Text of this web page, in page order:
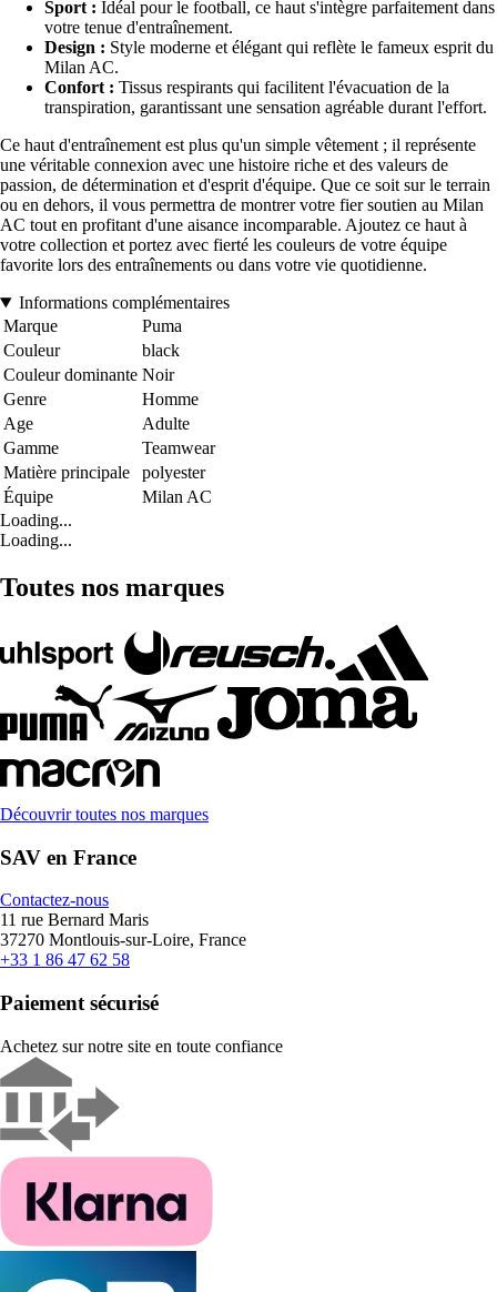
Sport : Idéal pour le football, ce haut s'intègre parfaitement dans
votre tenue d'entraînement.
Design : Style moderne et élégant qui reflète le fameux esprit du
Milan AC.
Confort : Tissus respirants qui facilitent l'évacuation de la
transpiration, garantissant une sensation agréable durant l'effort.
Ce haut d'entraînement est plus qu'un simple vêtement ; il représente
une véritable connexion avec une histoire riche et des valeurs de
passion, de détermination et d'esprit d'équipe. Que ce soit sur le terrain
ou en dehors, il vous permettra de montrer votre fier soutien au Milan
AC tout en profitant d'une aisance incomparable. Ajoutez ce haut à
votre collection et portez avec fierté les couleurs de votre équipe
favorite lors des entraînements ou dans votre vie quotidienne.
Informations complémentaires
Marque
Puma
Couleur
black
Couleur dominante Noir
Genre
Homme
Age
Adulte
Gamme
Teamwear
Matière principale
polyester
Équipe
Milan AC
Loading...
Loading...
Toutes nos marques
Découvrir toutes nos marques
SAV en France
Contactez-nous
11 rue Bernard Maris
37270 Montlouis-sur-Loire, France
+33 1 86 47 62 58
Paiement sécurisé
Achetez sur notre site en toute confiance